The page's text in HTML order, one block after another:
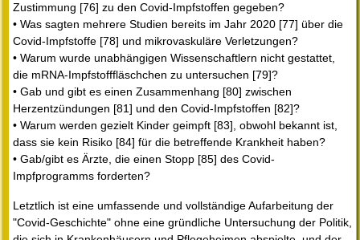
Zustimmung [76] zu den Covid-Impfstoffen gegeben?
• Was sagten mehrere Studien bereits im Jahr 2020 [77] über die
Covid-Impfstoffe [78] und mikrovaskuläre Verletzungen?
• Warum wurde unabhängigen Wissenschaftlern nicht gestattet,
die mRNA-Impfstofffläschchen zu untersuchen [79]?
• Gab und gibt es einen Zusammenhang [80] zwischen
Herzentzündungen [81] und den Covid-Impfstoffen [82]?
• Warum werden gezielt Kinder geimpft [83], obwohl bekannt ist,
dass sie kein Risiko [84] für die betreffende Krankheit haben?
• Gab/gibt es Ärzte, die einen Stopp [85] des Covid-
Impfprogramms forderten?
Letztlich ist eine umfassende und vollständige Aufarbeitung der
"Covid-Geschichte" ohne eine gründliche Untersuchung der Politik,